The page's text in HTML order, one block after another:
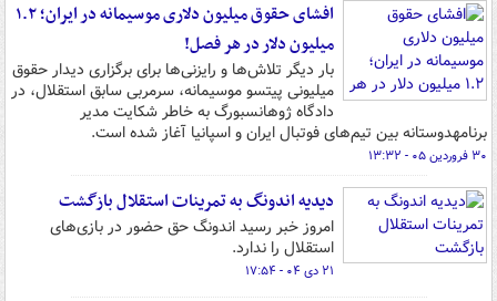
افشای حقوق میلیون دلاری موسیمانه در ایران؛ ۱.۲
میلیون دلار در هر فصل!
بار دیگر تلاش‌ها و رایزنی‌ها برای برگزاری دیدار حقوق
میلیونی پیتسو موسیمانه، سرمربی سابق استقلال، در
دادگاه ژوهانسبورگ به خاطر شکایت مدیر
برنامهدوستانه بین تیم‌های فوتبال ایران و اسپانیا آغاز شده است.
۳۰ فروردین ۰۵ - ۱۳:۳۲
دیدیه اندونگ به تمرینات استقلال بازگشت
امروز خبر رسید اندونگ حق حضور در بازی‌های
استقلال را ندارد.
۲۱ دی ۰۴ - ۱۷:۵۴